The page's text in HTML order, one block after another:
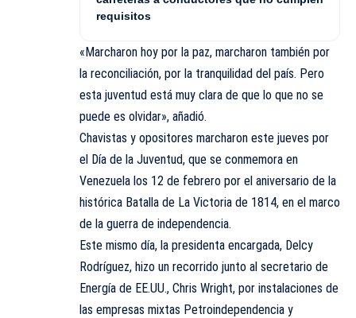
requisitos
«Marcharon hoy por la paz, marcharon también por
la reconciliación, por la tranquilidad del país. Pero
esta juventud está muy clara de que lo que no se
puede es olvidar», añadió.
Chavistas y opositores marcharon este jueves por
el Día de la Juventud, que se conmemora en
Venezuela los 12 de febrero por el aniversario de la
histórica Batalla de La Victoria de 1814, en el marco
de la guerra de independencia.
Este mismo día, la presidenta encargada, Delcy
Rodríguez, hizo un recorrido junto al secretario de
Energía de EE.UU., Chris Wright, por instalaciones de
las empresas mixtas Petroindependencia y